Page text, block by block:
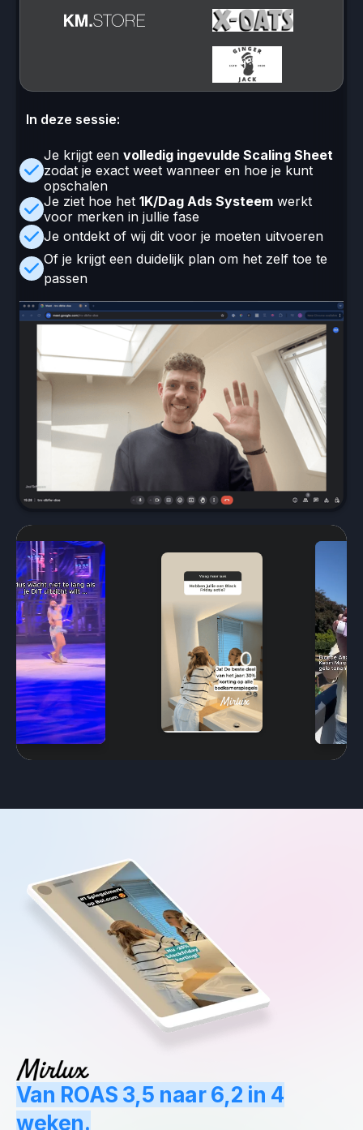
In deze sessie:
Je krijgt een volledig ingevulde Scaling Sheet
zodat je exact weet wanneer en hoe je kunt
opschalen
Je ziet hoe het 1K/Dag Ads Systeem werkt
voor merken in jullie fase
Je ontdekt of wij dit voor je moeten uitvoeren
Of je krijgt een duidelijk plan om het zelf toe te
passen
Van ROAS 3,5 naar 6,2 in 4
weken.